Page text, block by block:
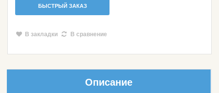
БЫСТРЫЙ ЗАКАЗ
В закладки В сравнение
Описание